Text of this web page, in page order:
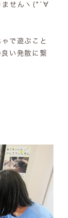
ませんヽ(*´∀
で遊ぶこと
い発散に繋